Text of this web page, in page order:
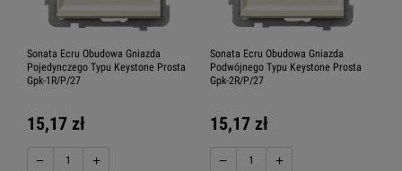
Sonata Ecru Obudowa Gniazda
Pojedynczego Typu Keystone Prosta
Gpk-1R/P/27
15,17 zł
− +
Sonata Ecru Obudowa Gniazda
Podwójnego Typu Keystone Prosta
Gpk-2R/P/27
15,17 zł
− +